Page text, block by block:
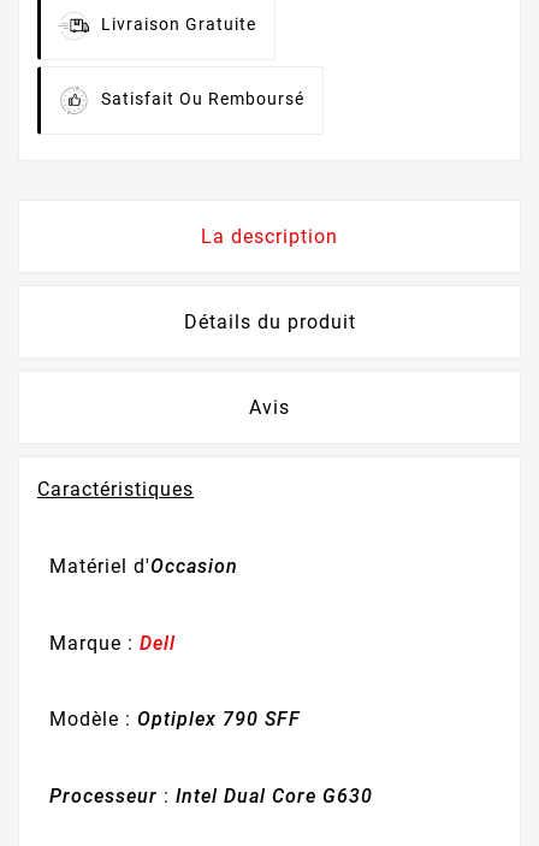
Livraison Gratuite
Satisfait Ou Remboursé
La description
Détails du produit
Avis
Caractéristiques
Matériel d'Occasion
Marque : Dell
Modèle : Optiplex 790 SFF
Processeur : Intel Dual Core G630